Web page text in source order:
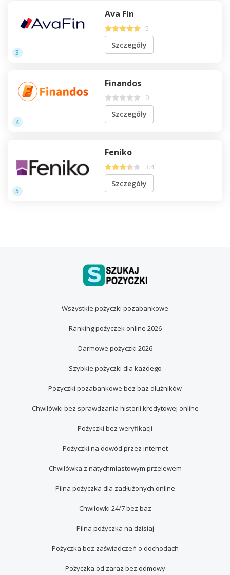
3
Ava Fin
5
Szczegóły
4
Finandos
0
Szczegóły
5
Feniko
3.4
Szczegóły
Wszystkie pożyczki pozabankowe
Ranking pożyczek online 2026
Darmowe pożyczki 2026
Szybkie pożyczki dla kazdego
Pozyczki pozabankowe bez baz dłużników
Chwilówki bez sprawdzania historii kredytowej online
Pożyczki bez weryfikacji
Pożyczki na dowód przez internet
Chwilówka z natychmiastowym przelewem
Pilna pożyczka dla zadłużonych online
Chwilowki 24/7 bez baz
Pilna pożyczka na dzisiaj
Pożyczka bez zaświadczeń o dochodach
Pożyczka od zaraz bez odmowy